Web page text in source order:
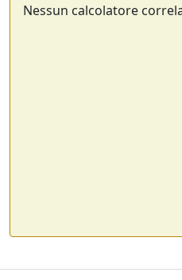
Nessun calcolatore